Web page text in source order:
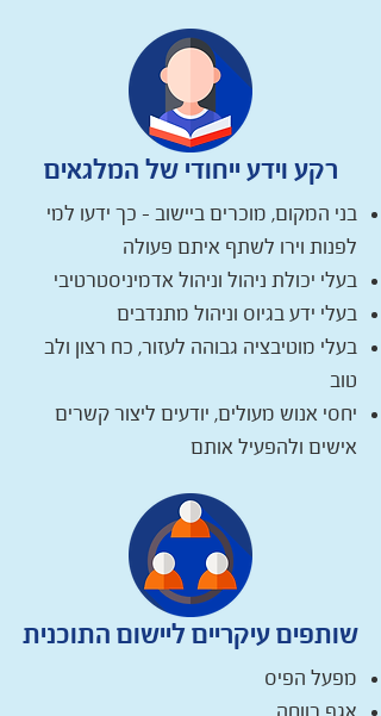
רקע וידע ייחודי של המלגאים
בני המקום, מוכרים ביישוב – כך ידעו למי
לפנות וירו לשתף איתם פעולה
בעלי יכולת ניהול וניהול אדמיניסטרטיבי
בעלי ידע בגיוס וניהול מתנדבים
בעלי מוטיבציה גבוהה לעזור, כח רצון ולב
טוב
יחסי אנוש מעולים, יודעים ליצור קשרים
אישים ולהפעיל אותם
שותפים עיקריים ליישום התוכנית
מפעל הפיס